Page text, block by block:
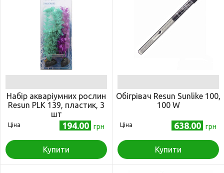
Набір акваріумних рослин
Resun PLK 139, пластик, 3
шт
Ціна 194.00 грн
Купити
Обігрівач Resun Sunlike 100,
100 W
Ціна 638.00 грн
Купити